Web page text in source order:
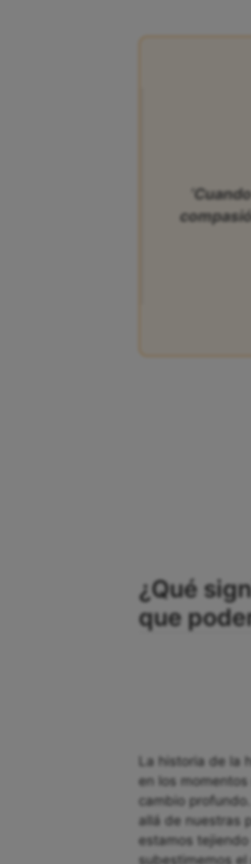
¿Qué
que
La historia de la
en los
cambio
allá de nuestras
estamos
subestimemos